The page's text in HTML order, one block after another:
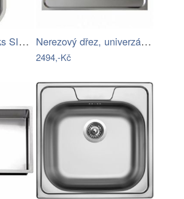
Nerezový dřez Sinks SINGULAR 168 V 0… Nerezový dřez, univerzální 80x60, LAY…
2494,-Kč